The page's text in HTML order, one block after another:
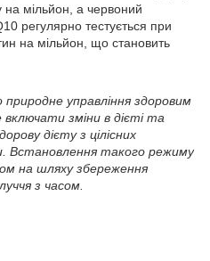
на мільйон, а червоний
регулярно тестується при
на мільйон, що становить
управління здоровим
зміни в дієті та
дієту з цілісних
Встановлення такого режиму
на шляху збереження
з часом.